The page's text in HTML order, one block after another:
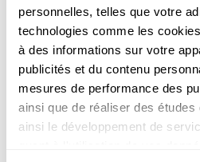
personnelles, telles que votre
technologies comme les
à des informations sur votre
publicités et du contenu
mesures de performance des
ainsi que de réaliser des études
ainsi le développement de